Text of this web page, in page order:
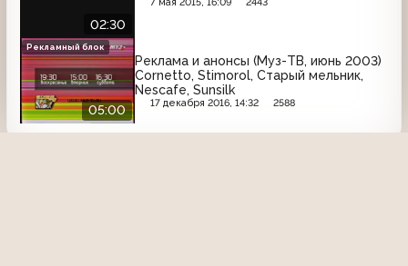
02:30
7 мая 2015, 16:09 2443
05:00
Реклама и анонсы (Муз-ТВ, июнь 2003)
Cornetto, Stimorol, Старый мельник,
Nescafe, Sunsilk
17 декабря 2016, 14:32 2588
Рекламный блок